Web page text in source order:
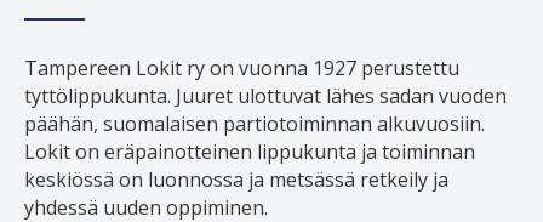
Tampereen Lokit ry on vuonna 1927 perustettu
tyttölippukunta. Juuret ulottuvat lähes sadan vuoden
päähän, suomalaisen partiotoiminnan alkuvuosiin.
Lokit on eräpainotteinen lippukunta ja toiminnan
keskiössä on luonnossa ja metsässä retkeily ja
yhdessä uuden oppiminen.